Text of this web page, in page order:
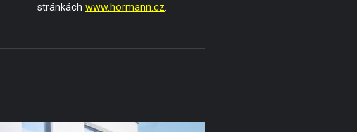
stránkách www.hormann.cz.